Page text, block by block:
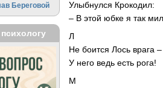
Улыбнулся
– В этой юбке я так
Л
Не боится Лось врага –
У него ведь есть рога!
М
Береговой